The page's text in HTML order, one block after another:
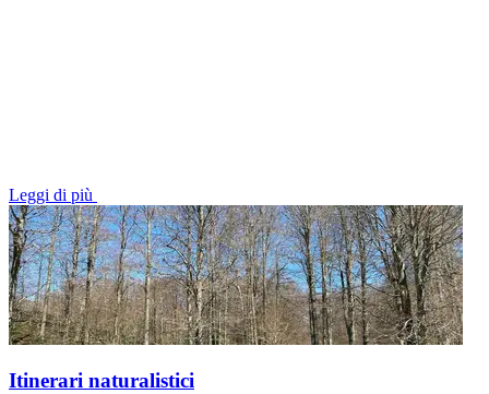
Leggi di più
Itinerari naturalistici